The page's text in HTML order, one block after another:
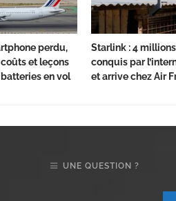
perdu,
et leçons
en vol
Starlink : 4 millions
conquis par
et arrive chez Air
UNE QUESTION ?